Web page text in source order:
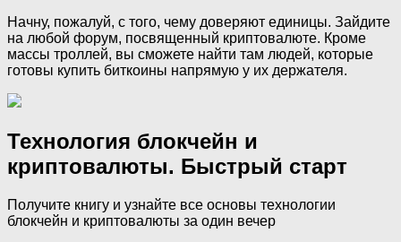
Начну, пожалуй, с того, чему доверяют единицы. Зайдите
на любой форум, посвященный криптовалюте. Кроме
массы троллей, вы сможете найти там людей, которые
готовы купить биткоины напрямую у их держателя.
Технология блокчейн и
криптовалюты. Быстрый старт
Получите книгу и узнайте все основы технологии
блокчейн и криптовалюты за один вечер